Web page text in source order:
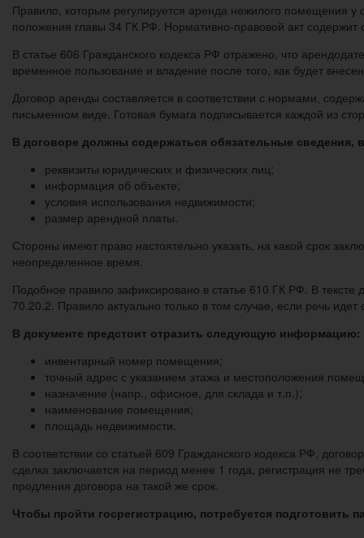
Правило, которым регулируется аренда нежилого помещения у
положения главы 34 ГК РФ. Нормативно-правовой акт
В статье 606 Гражданского кодекса РФ отражено, что
временное пользование и владение после того, как будет
Договор аренды составляется в соответствии с нормами,
письменном виде. Готовая бумага подписывается каждой из
В договоре должны содержаться обязательные сведения,
реквизиты юридических и физических лиц;
информация об объекте;
условия использования недвижимости;
размер арендной платы.
Стороны имеют право настоятельно указать, на какой срок
неопределенное время.
Подобное правило зафиксировано в статье 610 ГК РФ. В
70.20.2. Правило актуально только в том случае, если речь
В документе предстоит отразить следующую информацию:
инвентарный номер помещения;
точный адрес с указанием этажа и местоположения
назначение (напр., офисное, для склада и т.п.);
наименование помещения;
площадь недвижимости.
В соответствии со статьей 609 Гражданского кодекса РФ,
сделка заключается на период менее 1 года, регистрация не
продления договора на такой же срок.
Чтобы пройти госрегистрацию, потребуется подготовить